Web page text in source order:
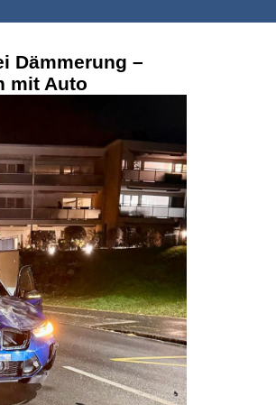
Dämmerung –
mit Auto